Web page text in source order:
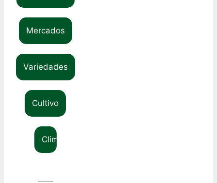
Mercados
Variedades
Cultivo
Clima